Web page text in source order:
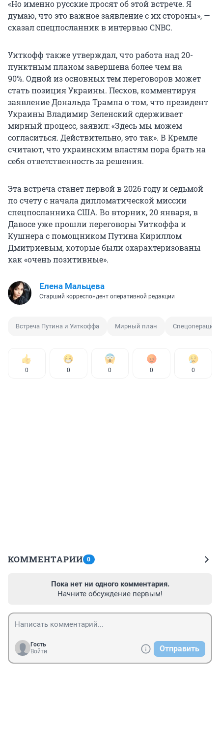
«Но именно русские просят об этой встрече. Я
думаю, что это важное заявление с их стороны», —
сказал спецпосланник в интервью CNBC.
Уиткофф также утверждал, что работа над 20-
пунктным планом завершена более чем на
90%. Одной из основных тем переговоров может
стать позиция Украины. Песков, комментируя
заявление Дональда Трампа о том, что президент
Украины Владимир Зеленский сдерживает
мирный процесс, заявил: «Здесь мы можем
согласиться. Действительно, это так». В Кремле
считают, что украинским властям пора брать на
себя ответственность за решения.
Эта встреча станет первой в 2026 году и седьмой
по счету с начала дипломатической миссии
спецпосланника США. Во вторник, 20 января, в
Давосе уже прошли переговоры Уиткоффа и
Кушнера с помощником Путина Кириллом
Дмитриевым, которые были охарактеризованы
как «очень позитивные».
Елена Мальцева
Старший корреспондент оперативной редакции
Встреча Путина и Уиткоффа Мирный план Спецоперация
0 0 0 0 0
КОММЕНТАРИИ 0
Пока нет ни одного комментария.
Начните обсуждение первым!
Гость
Войти
Отправить